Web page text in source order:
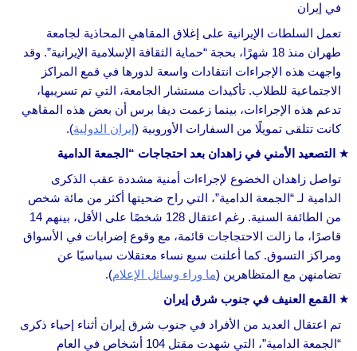
في إيران
تعمل السلطات الإيرانية على إغلاق المقاهي المحاذية لجامعة
طهران منذ 18 شهرًا، بحجة “حماية الثقافة الإسلامية الإيرانية”. وقد
واجهت هذه الإجراءات انتقادات واسعة لدورها في قمع المراكز
الاجتماعية للطلاب. تأكيدات مستشار الجامعة، التي تم تسريبها،
تدعم هذه الإجراءات، بينما زعمت ديفا برس أن بعض هذه المقاهي
كانت تتلقى تمويلًا من السفارات الأوروبية (إيران الدولية).
التصعيد الأمني في زاهدان بعد احتجاجات “الجمعة الدامية
تواصل زاهدان الخضوع لإجراءات أمنية مشددة عقب الذكرى
الدامية لـ “الجمعة الدامية”، التي راح ضحيتها أكثر من مائة شخص
من الطائفة السنية. رغم اعتقال 128 شخصًا على الأقل، بينهم 14
قاصرًا، ما زالت الاحتجاجات قائمة، مع وقوع إضرابات في الأسواق
ومراكز التسوق. كما أعلنت سبع نساء معتقلات سياسيًا عن
تضامنهن مع المتظاهرين (ما وراء وسائل الإعلام).
القمع العنيف في جنوب شرق إيران
تم اعتقال العديد من الأفراد في جنوب شرق إيران أثناء إحياء ذكرى
“الجمعة الدامية”، التي شهدت مقتل 104 أشخاص في العام